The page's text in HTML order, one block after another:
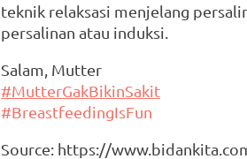
teknik relaksasi menjelang
persalinan atau induksi.
Salam, Mutter
#MutterGakBikinSakit
#BreastfeedingIsFun
Source: https://